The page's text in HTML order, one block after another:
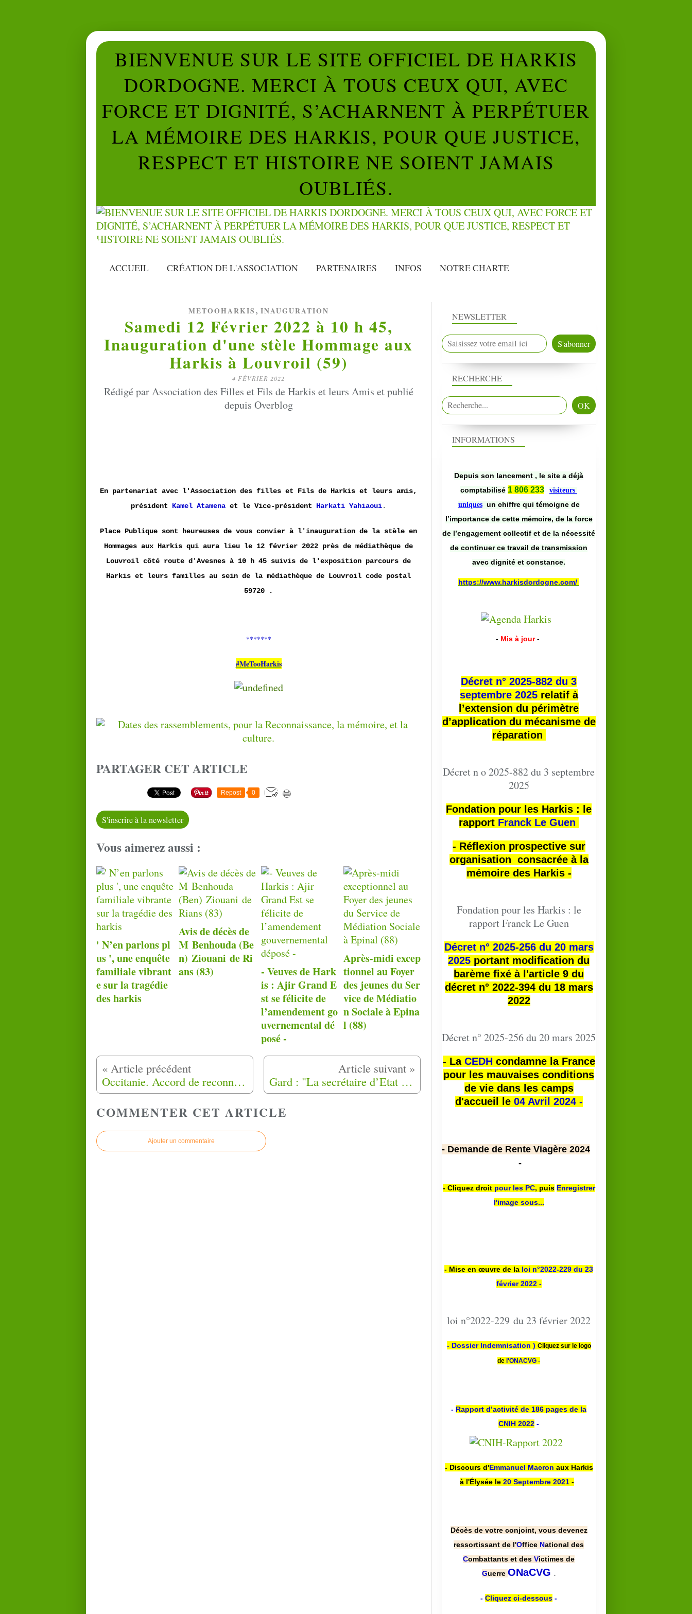
BIENVENUE SUR LE SITE OFFICIEL DE HARKIS
DORDOGNE. MERCI À TOUS CEUX QUI, AVEC
FORCE ET DIGNITÉ, S’ACHARNENT À PERPÉTUER
LA MÉMOIRE DES HARKIS, POUR QUE JUSTICE,
RESPECT ET HISTOIRE NE SOIENT JAMAIS
OUBLIÉS.
ACCUEIL CRÉATION DE L'ASSOCIATION PARTENAIRES INFOS NOTRE CHARTE
METOOHARKIS , INAUGURATION
Samedi 12 Février 2022 à 10 h 45,
Inauguration d'une stèle Hommage aux
Harkis à Louvroil (59)
4 FÉVRIER 2022
Rédigé par Association des Filles et Fils de Harkis et leurs Amis et publié
depuis Overblog
En partenariat avec l'Association des filles et Fils de Harkis et leurs amis,
président
Kamel Atamena et le Vice-président Harkati Yahiaoui.
Place Publique sont heureuses de vous convier à l'inauguration de la stèle en
Hommages aux Harkis qui aura lieu le 12 février 2022 près de médiathèque de
Louvroil côté route d'Avesnes à 10 h 45 suivis de l'exposition parcours de
Harkis et leurs familles au sein de la médiathèque de Louvroil code postal
59720 .
*******
#MeTooHarkis
PARTAGER CET ARTICLE
Repost 0
S'inscrire à la newsletter
Vous aimerez aussi :
' N’en parlons pl
us ', une enquête
familiale vibrant
e sur la tragédie
des harkis
Avis de décès de
M Benhouda (Be
n) Ziouani de Ri
ans (83)
- Veuves de Hark
is : Ajir Grand E
st se félicite de
l’amendement go
uvernemental dé
posé -
Après-midi excep
tionnel au Foyer
des jeunes du Ser
vice de Médiatio
n Sociale à Epina
l (88)
Occitanie. Accord de reconnaissance et de réparation : les harkis en colère Gard : "La secrétaire d’Etat Geneviève Darrieussecq se rendra au camp de harkis de Saint-Maurice-l'Ardoise"
COMMENTER CET ARTICLE
Ajouter un commentaire
NEWSLETTER
RECHERCHE
INFORMATIONS
Depuis son lancement , le site a déjà
comptabilisé 1 806 233
visiteurs
uniques un chiffre qui témoigne de
l’importance de cette mémoire, de la force
de l’engagement collectif et de la nécessité
de continuer ce travail de transmission
avec dignité et constance.
https://www.harkisdordogne.com/
- Mis à jour -
Décret n° 2025-882 du 3
septembre 2025relatif à
l’extension du périmètre
d’application du mécanisme de
réparation
Décret n o 2025-882 du 3 septembre
2025
Fondation pour les Harkis : le
rapport Franck Le Guen
- Réflexion prospective sur
organisation consacrée à la
mémoire des Harkis -
Fondation pour les Harkis : le
rapport Franck Le Guen
Décret n° 2025-256 du 20 mars
2025 portant modification du
barème fixé à l'article 9 du
décret n° 2022-394 du 18 mars
2022
Décret n° 2025-256 du 20 mars 2025
- La CEDHcondamne la France
pour les mauvaises conditions
de vie dans les camps
d'accueil le 04 Avril 2024 -
- Demande de Rente Viagère 2024
-
- Cliquez droit pour les PC, puis Enregistrer
l'image sous...
- Mise en œuvre de la loi n°2022-229 du 23
février 2022 -
loi n°2022-229 du 23 février 2022
- Dossier Indemnisation ) Cliquez sur le logo
de l'ONACVG -
- Rapport d’activité de 186 pages de la
CNIH 2022 -
- Discours d'Emmanuel Macron aux Harkis
à l'Élysée le 20 Septembre 2021 -
Décès de votre conjoint, vous devenez
ressortissant de l'Office National des
Combattants et des Victimes de
Guerre ONaCVG .
- Cliquez ci-dessous -